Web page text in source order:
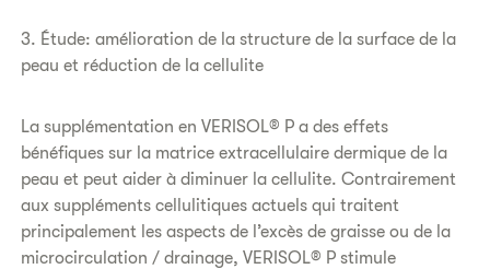
3. Étude: amélioration de la structure de la surface de la
peau et réduction de la cellulite
La supplémentation en VERISOL® P a des effets
bénéfiques sur la matrice extracellulaire dermique de la
peau et peut aider à diminuer la cellulite. Contrairement
aux suppléments cellulitiques actuels qui traitent
principalement les aspects de l’excès de graisse ou de la
microcirculation / drainage, VERISOL® P stimule